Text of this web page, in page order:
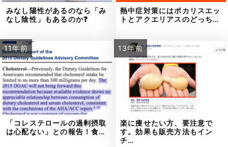
みなし陽性があるのなら「み
なし陰性」もあるのか❓
熱中症対策にはポカリスエッ
トとアクエリアスのどっち…
11年前
「コレステロールの過剰摂取
は心配ない」との報告！食…
13年前
楽に痩せたい方、要注意で
す。効果も販売方法もイン
チ…